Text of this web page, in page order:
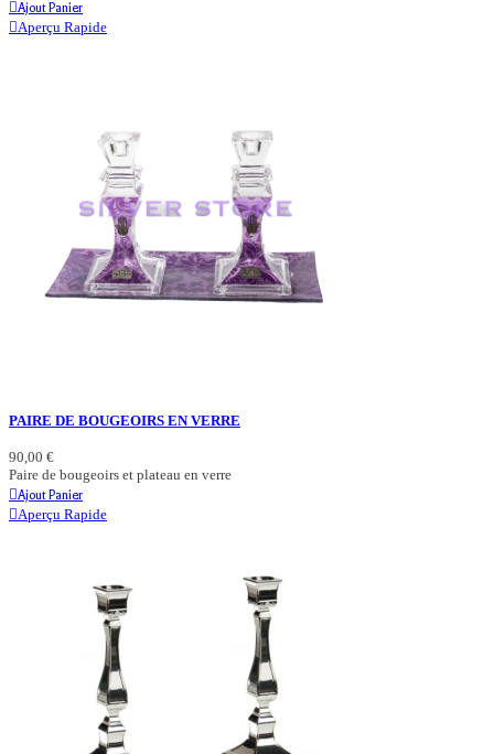
Ajout Panier
Aperçu Rapide
PAIRE DE BOUGEOIRS EN VERRE
90,00 €
Paire de bougeoirs et plateau en verre
Ajout Panier
Aperçu Rapide